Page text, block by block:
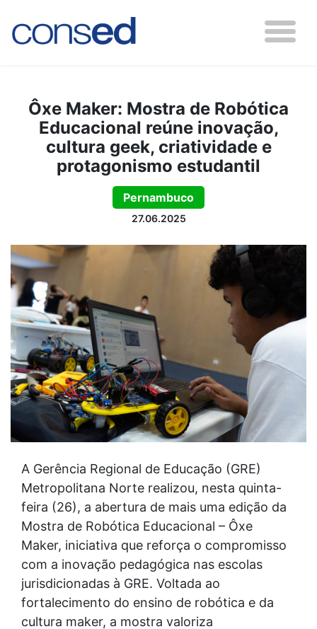
Ôxe Maker: Mostra de Robótica
Educacional reúne inovação,
cultura geek, criatividade e
protagonismo estudantil
Pernambuco
27.06.2025
A Gerência Regional de Educação (GRE)
Metropolitana Norte realizou, nesta quinta-
feira (26), a abertura de mais uma edição da
Mostra de Robótica Educacional – Ôxe
Maker, iniciativa que reforça o compromisso
com a inovação pedagógica nas escolas
jurisdicionadas à GRE. Voltada ao
fortalecimento do ensino de robótica e da
cultura maker, a mostra valoriza